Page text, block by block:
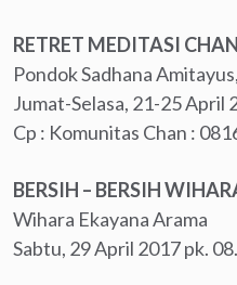
RETRET MEDITASI CHAN
Pondok Sadhana
Jumat-Selasa, 21-25 April
Cp : Komunitas Chan :
BERSIH – BERSIH
Wihara Ekayana Arama
Sabtu, 29 April 2017 pk.